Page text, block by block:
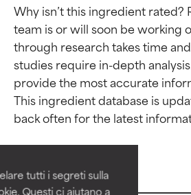
tutti i segreti sulla
Questi ci aiutano a
Why isn’t this ingredient rated?
team is or will soon be working
through research takes time
studies require in-depth
provide the most accurate
This ingredient database is
Valutazione
ingredienti
Comprovati e sostenuti
indipendenti.
Valutazione
ingredienti
Comprovati e sostenuti
indipendenti.